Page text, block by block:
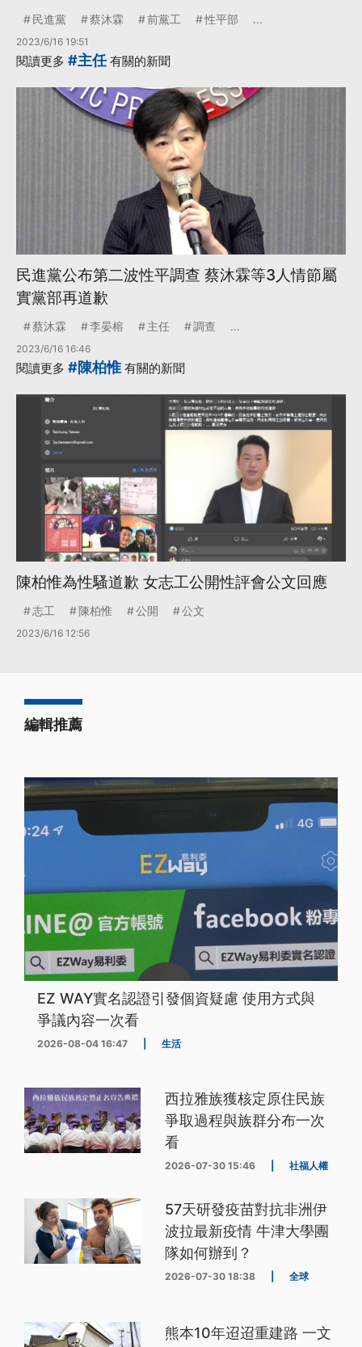
民進黨 蔡沐霖 前黨工 性平部 ...
2023/6/16 19:51
閱讀更多 #主任有關的新聞
民進黨公布第二波性平調查 蔡沐霖等3人情節屬
實黨部再道歉
蔡沐霖 李晏榕 主任 調查 ...
2023/6/16 16:46
閱讀更多 #陳柏惟有關的新聞
陳柏惟為性騷道歉 女志工公開性評會公文回應
志工 陳柏惟 公開 公文
2023/6/16 12:56
編輯推薦
EZ WAY實名認證引發個資疑慮 使用方式與
爭議內容一次看
2026-08-04 16:47 生活
西拉雅族獲核定原住民族
爭取過程與族群分布一次
看
2026-07-30 15:46 社福人權
57天研發疫苗對抗非洲伊
波拉最新疫情 牛津大學團
隊如何辦到？
2026-07-30 18:38 全球
熊本10年迢迢重建路 一文